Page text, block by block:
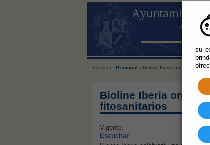
su
Estas en: Principal › Bioline Iberia organiza en
Bioline Iberia
fitosanitarios
Vigente.
Escuchar